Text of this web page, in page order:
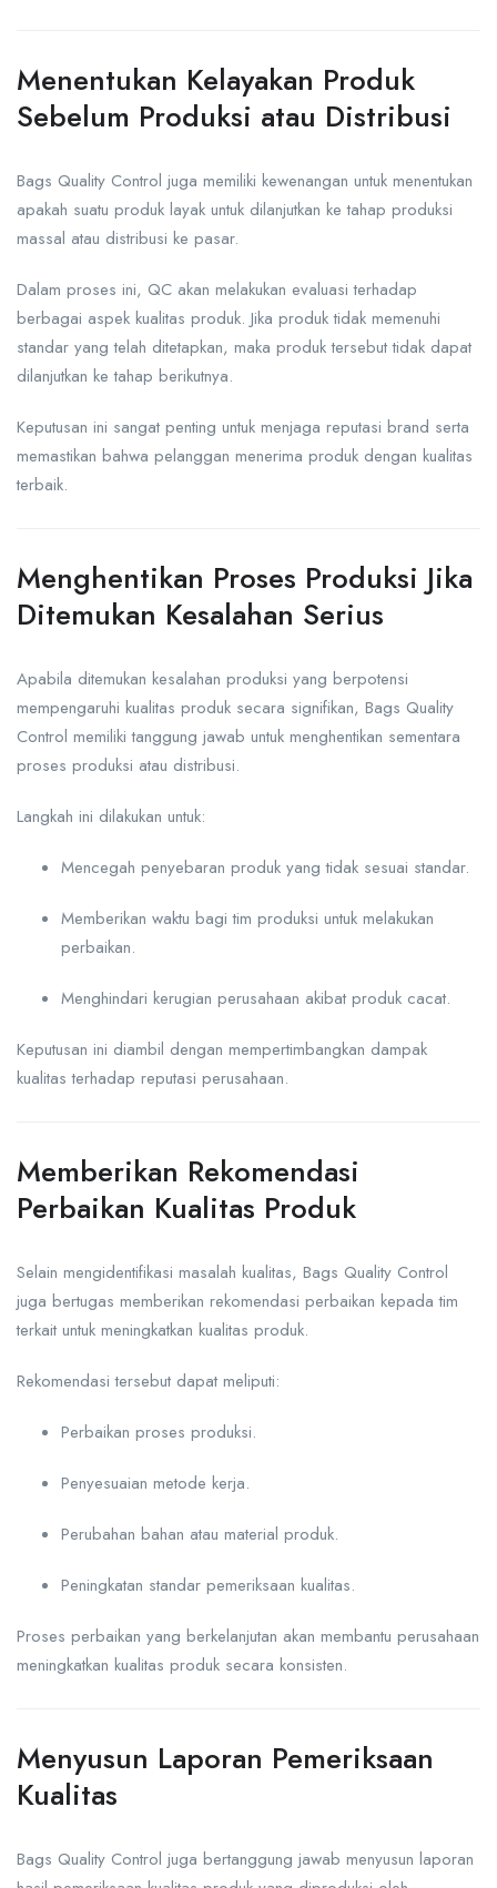
Menentukan Kelayakan Produk
Sebelum Produksi atau Distribusi
Bags Quality Control juga memiliki kewenangan untuk menentukan
apakah suatu produk layak untuk dilanjutkan ke tahap produksi
massal atau distribusi ke pasar.
Dalam proses ini, QC akan melakukan evaluasi terhadap
berbagai aspek kualitas produk. Jika produk tidak memenuhi
standar yang telah ditetapkan, maka produk tersebut tidak dapat
dilanjutkan ke tahap berikutnya.
Keputusan ini sangat penting untuk menjaga reputasi brand serta
memastikan bahwa pelanggan menerima produk dengan kualitas
terbaik.
Menghentikan Proses Produksi Jika
Ditemukan Kesalahan Serius
Apabila ditemukan kesalahan produksi yang berpotensi
mempengaruhi kualitas produk secara signifikan, Bags Quality
Control memiliki tanggung jawab untuk menghentikan sementara
proses produksi atau distribusi.
Langkah ini dilakukan untuk:
Mencegah penyebaran produk yang tidak sesuai standar.
Memberikan waktu bagi tim produksi untuk melakukan
perbaikan.
Menghindari kerugian perusahaan akibat produk cacat.
Keputusan ini diambil dengan mempertimbangkan dampak
kualitas terhadap reputasi perusahaan.
Memberikan Rekomendasi
Perbaikan Kualitas Produk
Selain mengidentifikasi masalah kualitas, Bags Quality Control
juga bertugas memberikan rekomendasi perbaikan kepada tim
terkait untuk meningkatkan kualitas produk.
Rekomendasi tersebut dapat meliputi:
Perbaikan proses produksi.
Penyesuaian metode kerja.
Perubahan bahan atau material produk.
Peningkatan standar pemeriksaan kualitas.
Proses perbaikan yang berkelanjutan akan membantu perusahaan
meningkatkan kualitas produk secara konsisten.
Menyusun Laporan Pemeriksaan
Kualitas
Bags Quality Control juga bertanggung jawab menyusun laporan